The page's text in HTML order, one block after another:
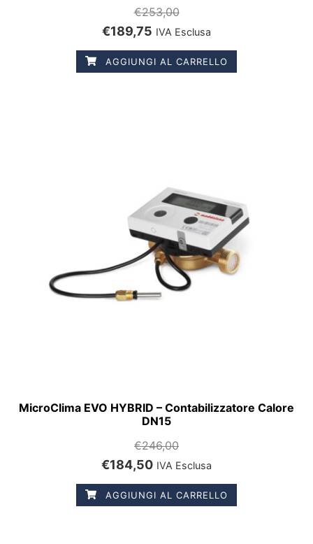
€253,00
€189,75 IVA Esclusa
AGGIUNGI AL CARRELLO
MicroClima EVO HYBRID – Contabilizzatore Calore
DN15
€246,00
€184,50 IVA Esclusa
AGGIUNGI AL CARRELLO